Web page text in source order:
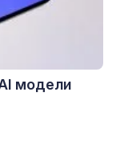
модели